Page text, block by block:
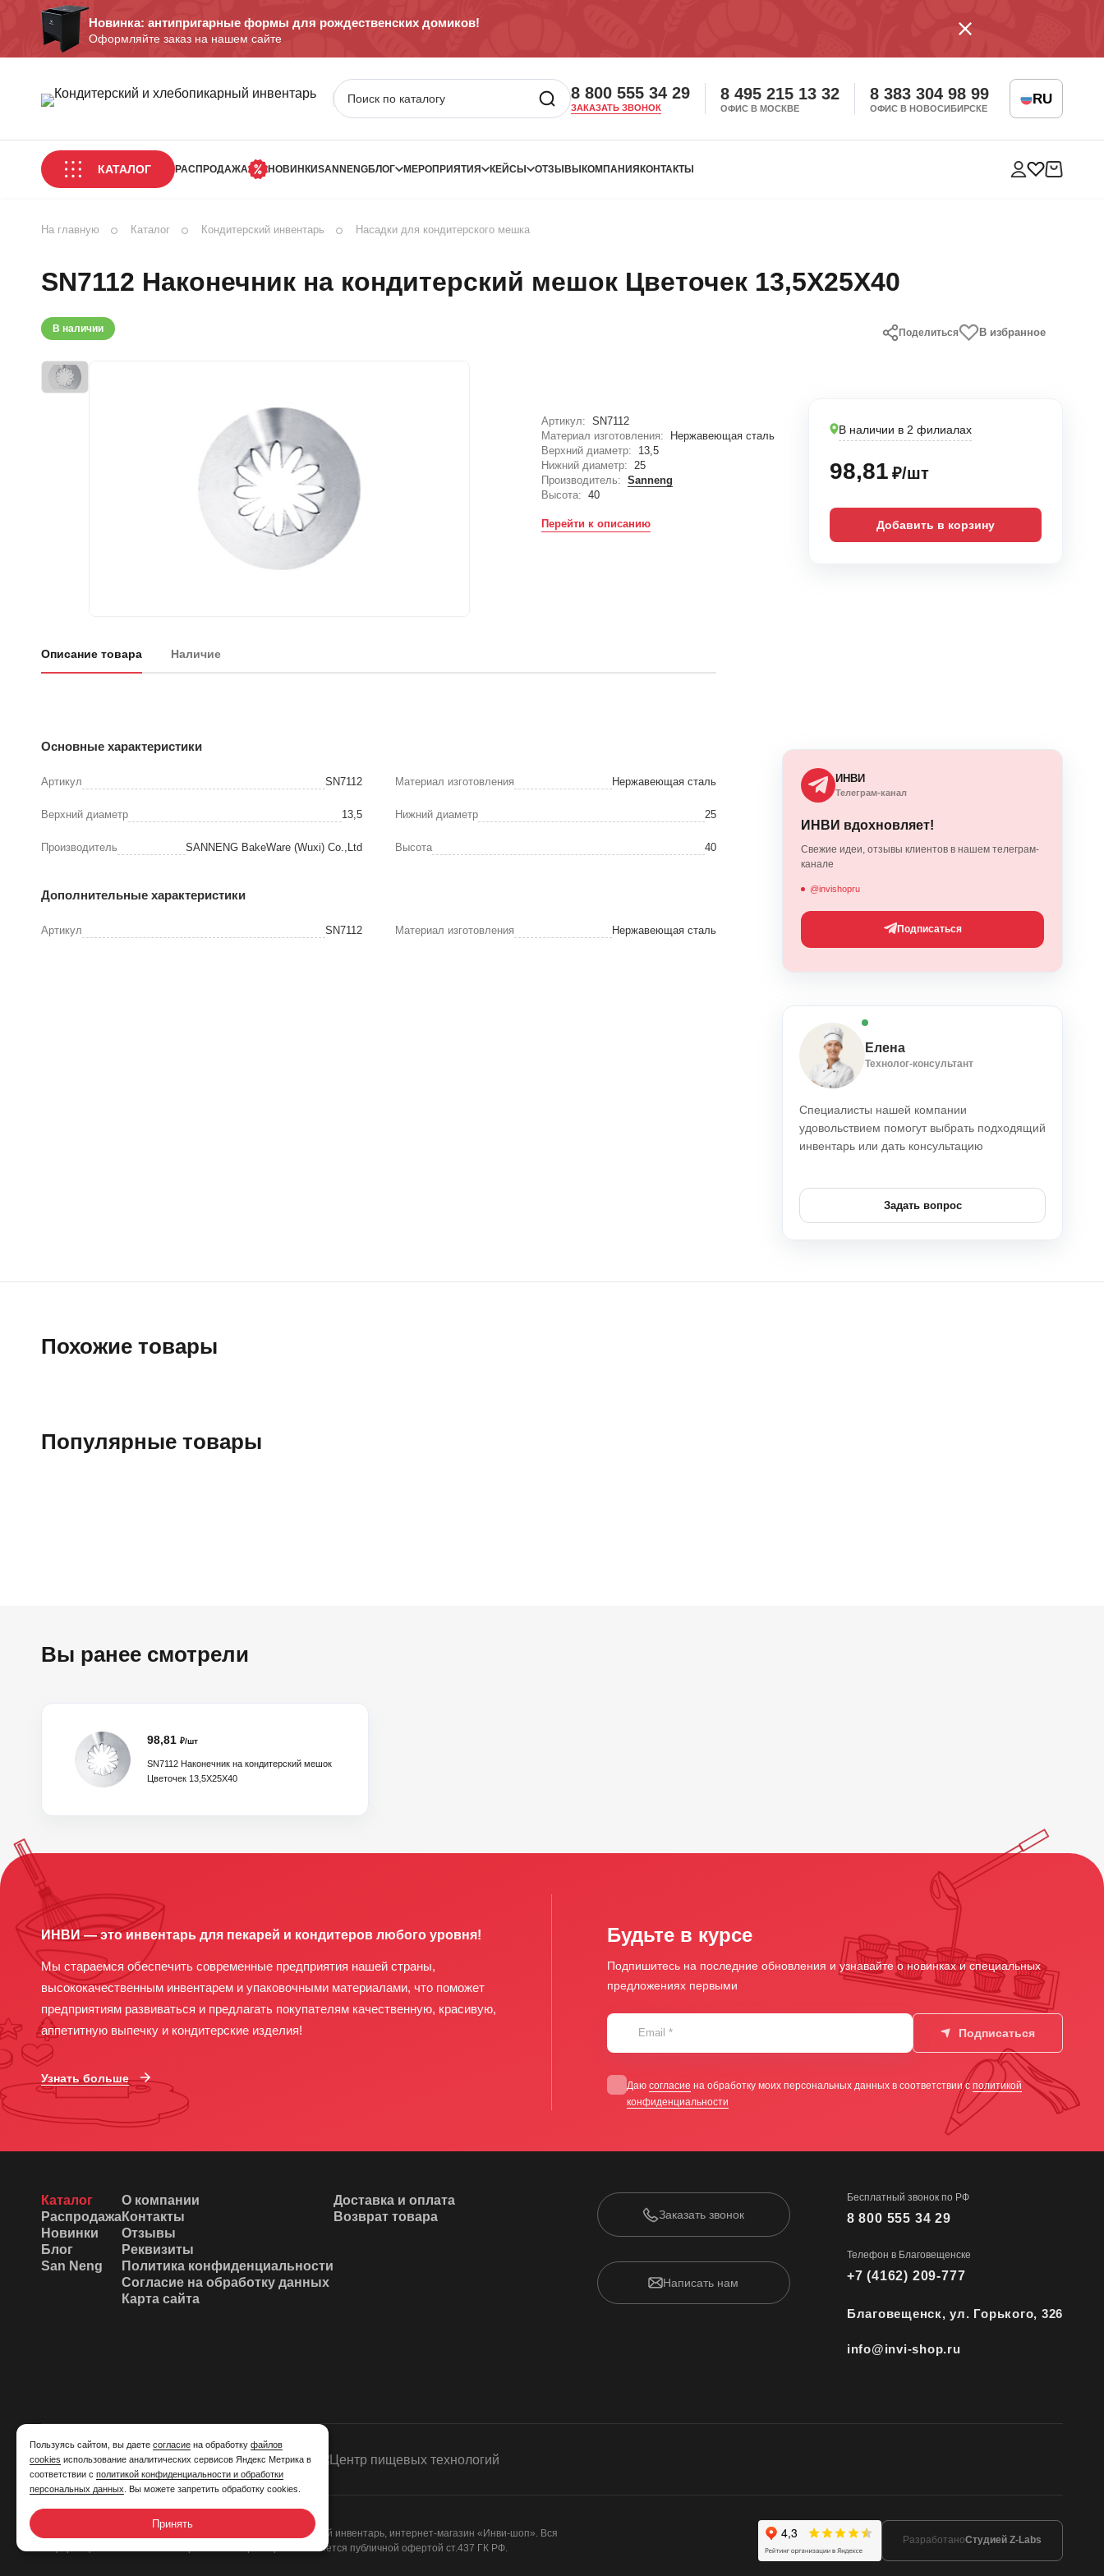
Новинка: антипригарные формы для рождественских домиков!
Оформляйте заказ на нашем сайте
8 800 555 34 29
ЗАКАЗАТЬ ЗВОНОК
8 495 215 13 32
ОФИС В МОСКВЕ
8 383 304 98 99
ОФИС В НОВОСИБИРСКЕ
RU
КАТАЛОГ РАСПРОДАЖА НОВИНКИSANNENGБЛОГ МЕРОПРИЯТИЯ КЕЙСЫ ОТЗЫВЫ КОМПАНИЯ КОНТАКТЫ
На главную Каталог Кондитерский инвентарь Насадки для кондитерского мешка
SN7112 Наконечник на кондитерский мешок Цветочек 13,5X25X40
В наличии
В наличии в 2 филиалах
98,81 ₽/шт
Добавить в корзину
В избранное
Поделиться
Артикул:
SN7112
Материал изготовления:
Нержавеющая сталь
Верхний диаметр:
13,5
Нижний диаметр:
25
Производитель:
Sanneng
Высота:
40
Перейти к описанию
Описание товара Наличие
Основные характеристики
Артикул SN7112 Материал изготовления Нержавеющая сталь
Верхний диаметр 13,5 Нижний диаметр 25
Производитель SANNENG BakeWare (Wuxi) Co.,Ltd Высота 40
Дополнительные характеристики
Артикул SN7112 Материал изготовления Нержавеющая сталь
ИНВИ
Телеграм-канал
ИНВИ вдохновляет!
Свежие идеи, отзывы клиентов в нашем телеграм-
канале
@invishopru
Подписаться
Елена
Технолог-консультант
Специалисты нашей компании
удовольствием помогут выбрать подходящий
инвентарь или дать консультацию
Задать вопрос
Похожие товары
Популярные товары
Вы ранее смотрели
98,81 ₽/шт
SN7112 Наконечник на кондитерский мешок
Цветочек 13,5X25X40
ИНВИ — это инвентарь для пекарей и кондитеров любого уровня!
Мы стараемся обеспечить современные предприятия нашей страны,
высококачественным инвентарем и упаковочными материалами, что поможет
предприятиям развиваться и предлагать покупателям качественную, красивую,
аппетитную выпечку и кондитерские изделия!
Узнать больше
Будьте в курсе
Подпишитесь на последние обновления и узнавайте о новинках и специальных
предложениях первыми
Email * Подписаться
Даю согласие на обработку моих персональных данных в соответствии с политикой
конфиденциальности
Заказать звонок
Написать нам
Бесплатный звонок по РФ
8 800 555 34 29
Телефон в Благовещенске
+7 (4162) 209-777
Благовещенск, ул. Горького, 326
info@invi-shop.ru
Каталог
Распродажа
Новинки
Блог
San Neng
О компании
Контакты
Отзывы
Реквизиты
Политика конфиденциальности
Согласие на обработку данных
Карта сайта
Доставка и оплата
Возврат товара
2013 - 2026 © Invi-shop.ruКондитерский инвентарь, пекарский инвентарь, интернет-магазин «Инви-шоп». Вся
информация на сайте носит справочный характер и не является публичной офертой ст.437 ГК РФ.
РазработаноСтудией Z-Labs
Пользуясь сайтом, вы даете согласие на обработку файлов
cookies использование аналитических сервисов Яндекс Метрика в
соответствии с политикой конфиденциальности и обработки
персональных данных . Вы можете запретить обработку cookies.
Принять